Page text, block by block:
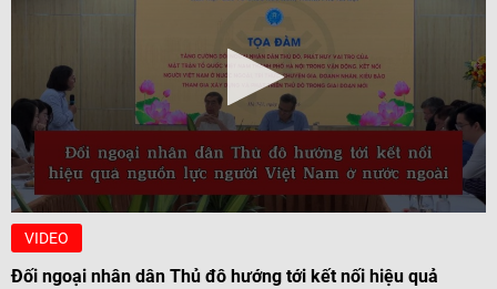
VIDEO
Đối ngoại nhân dân Thủ đô hướng tới kết nối hiệu quả